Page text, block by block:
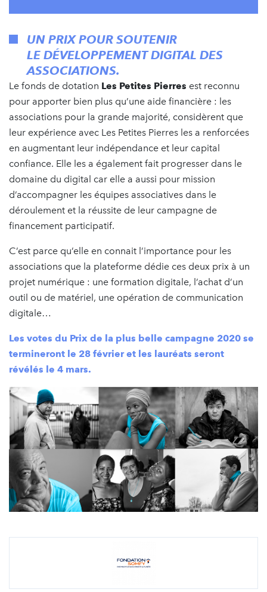
UN PRIX POUR SOUTENIR
LE DÉVELOPPEMENT DIGITAL DES
ASSOCIATIONS.
Le fonds de dotation Les Petites Pierres est reconnu
pour apporter bien plus qu’une aide financière : les
associations pour la grande majorité, considèrent que
leur expérience avec Les Petites Pierres les a renforcées
en augmentant leur indépendance et leur capital
confiance. Elle les a également fait progresser dans le
domaine du digital car elle a aussi pour mission
d’accompagner les équipes associatives dans le
déroulement et la réussite de leur campagne de
financement participatif.
C’est parce qu’elle en connait l’importance pour les
associations que la plateforme dédie ces deux prix à un
projet numérique : une formation digitale, l’achat d’un
outil ou de matériel, une opération de communication
digitale…
Les votes du Prix de la plus belle campagne 2020 se
termineront le 28 février et les lauréats seront
révélés le 4 mars.